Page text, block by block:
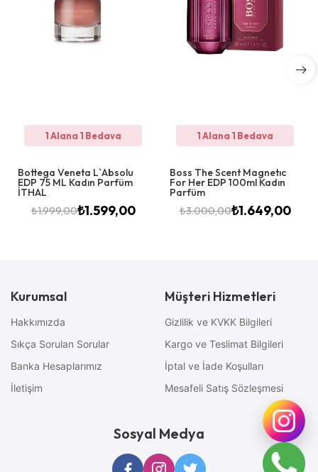
1 Alana 1 Bedava
Bottega Veneta L`Absolu
EDP 75 ML Kadın Parfüm
İTHAL
₺1.999,00₺1.599,00
1 Alana 1 Bedava
Boss The Scent Magnetıc
For Her EDP 100ml Kadın
Parfüm
₺3.000,00₺1.649,00
Kurumsal
Hakkımızda
Sıkça Sorulan Sorular
Banka Hesaplarımız
İletişim
Müşteri Hizmetleri
Gizlilik ve KVKK Bilgileri
Kargo ve Teslimat Bilgileri
İptal ve İade Koşulları
Mesafeli Satış Sözleşmesi
Sosyal Medya